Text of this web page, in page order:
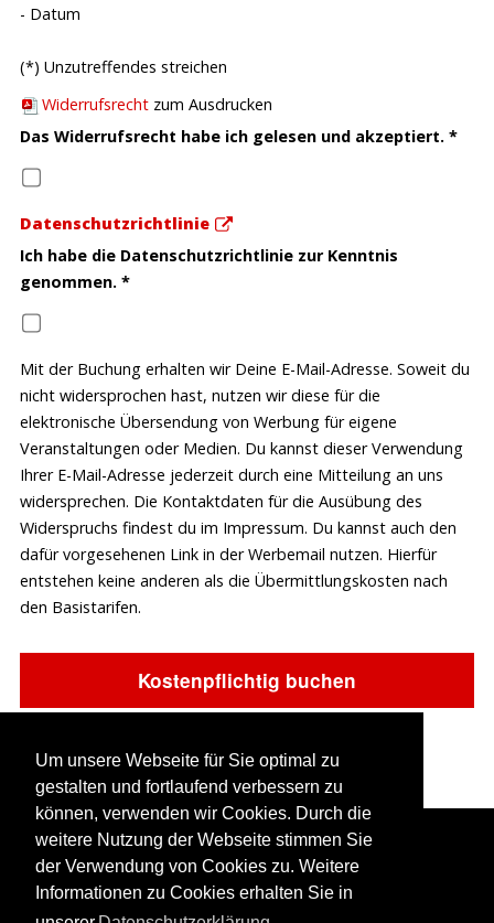
Um unsere Webseite für Sie optimal zu
gestalten und fortlaufend verbessern zu
können, verwenden wir Cookies. Durch die
weitere Nutzung der Webseite stimmen Sie
der Verwendung von Cookies zu. Weitere
Informationen zu Cookies erhalten Sie in
Bei Veranstaltungen, die aus mehreren
Anzahl an gebuchten Modulen, erfolgt bei Absage eines
wichtigen Grund die Nachholung des abgesagten
mit seinem Team geleitet. Sollten die Leiter wegen Krankheit,
gesetzlicher Vorschriften oder einem anderen zwingenden
Grund nicht verfügbar sein, so können die Veranstaltung auch
von den autorisierten Co-Trainern geleitet werden. Ein
Anspruch auf die Präsenz von B. Leimbach besteht nicht.
(6) Sollte eine Veranstaltung durch höhere Gewalt, wie
insbesondere Brandschäden, Überschwemmungen, Streiks,
rechtmäßige Aussperrungen und Seuchen (einschließlich
Epidemien und Pandemien) soweit ein Gefahrenniveau von
mindestens „mäßig“ durch das Robert-Koch-Institut
festgelegt ist, oder gesetzliche Vorschriften nicht oder nur in
unzumutbar eingeschränkter Form stattfinden können, die die
Intentionen der Veranstaltung nicht umsetzbar machen, so
wird die Veranstaltung verlegt. Eine Verlegung kann eine
Änderung des Veranstaltungsortes oder / und des Termins
Betrag erhalten und kann für andere Veranstaltungen oder
Beratungen vollständig angerechnet werden.
(7) Sollten Umstände der höheren Gewalt, wie insbesondere
Brandschäden, Überschwemmungen, Streiks, rechtmäßige
Aussperrungen und Seuchen (einschließlich Epidemien und
Pandemien) soweit ein Gefahrenniveau von mindestens
„mäßig“ durch das Robert-Koch-Institut festgelegt ist, oder
veränderte gesetzliche Rahmenbedingungen die
Durchführung der Veranstaltungen in der geplanten Form
- Datum
(*) Unzutreffendes streichen
Widerrufsrecht zum Ausdrucken
Das Widerrufsrecht habe ich gelesen und akzeptiert. *
Datenschutzrichtlinie
Ich habe die Datenschutzrichtlinie zur Kenntnis
genommen. *
Mit der Buchung erhalten wir Deine E-Mail-Adresse. Soweit du
nicht widersprochen hast, nutzen wir diese für die
elektronische Übersendung von Werbung für eigene
Veranstaltungen oder Medien. Du kannst dieser Verwendung
Ihrer E-Mail-Adresse jederzeit durch eine Mitteilung an uns
widersprechen. Die Kontaktdaten für die Ausübung des
Widerspruchs findest du im Impressum. Du kannst auch den
dafür vorgesehenen Link in der Werbemail nutzen. Hierfür
entstehen keine anderen als die Übermittlungskosten nach
den Basistarifen.
Copyright © 2026. Männlichkeit leben.
Termine und Buchung Kontakt
Newsletter